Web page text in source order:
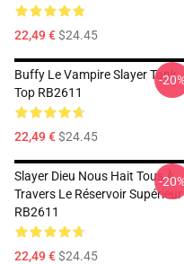
22,49 €$24.45
Buffy Le Vampire Slayer Tank
Top RB2611
22,49 €$24.45
-
Slayer Dieu Nous Hait Tous À
Travers Le Réservoir Supérieur
RB2611
22,49 €$24.45
-